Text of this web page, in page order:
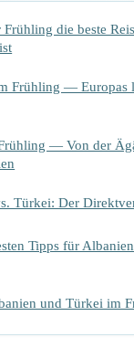
Frühling die beste
Frühling — Europas
— Von der
Türkei: Der
Tipps für
und Türkei im